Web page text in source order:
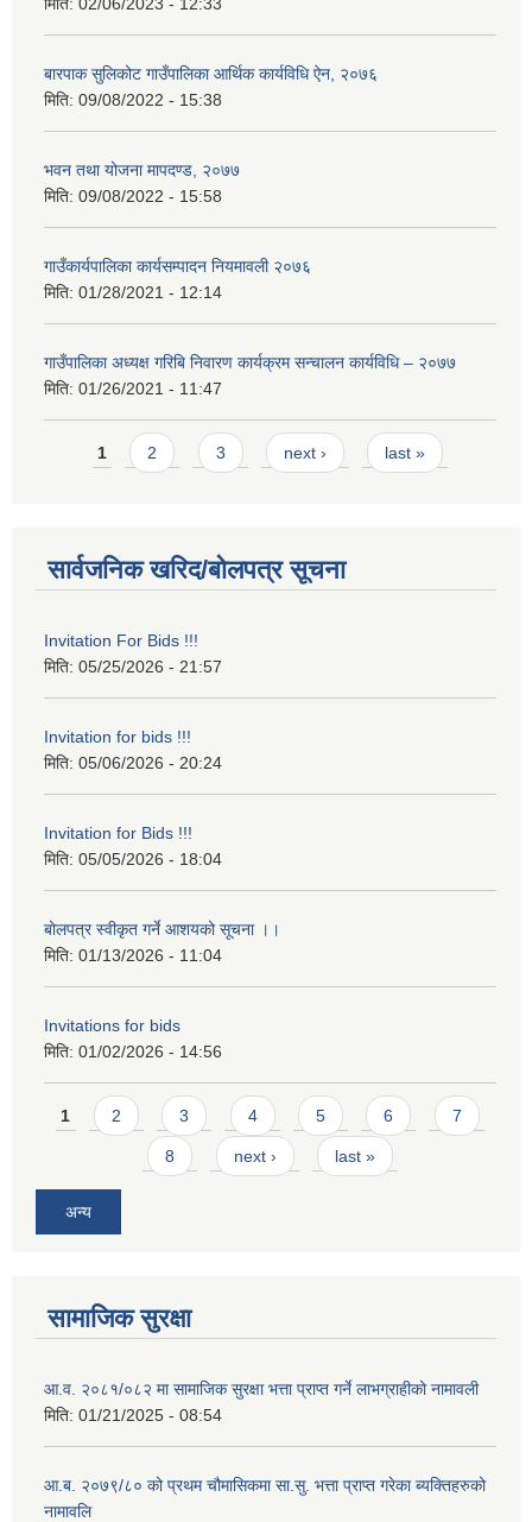
बारपाक सुलिकोट गाउँपालिका आर्थिक कार्यविधि ऐन, २०७६
मिति: 09/08/2022 - 15:38
भवन तथा योजना मापदण्ड, २०७७
मिति: 09/08/2022 - 15:58
गाउँकार्यपालिका कार्यसम्पादन नियमावली २०७६
मिति: 01/28/2021 - 12:14
गाउँपालिका अध्यक्ष गरिबि निवारण कार्यक्रम सन्चालन कार्यविधि – २०७७
मिति: 01/26/2021 - 11:47
Pages
1 2 3 next › last »
सार्वजनिक खरिद/बोलपत्र सूचना
Invitation For Bids !!!
मिति: 05/25/2026 - 21:57
Invitation for bids !!!
मिति: 05/06/2026 - 20:24
Invitation for Bids !!!
मिति: 05/05/2026 - 18:04
बोलपत्र स्वीकृत गर्ने आशयको सूचना ।।
मिति: 01/13/2026 - 11:04
Invitations for bids
मिति: 01/02/2026 - 14:56
Pages
1 2 3 4 5 6 7
8 next › last »
अन्य
सामाजिक सुरक्षा
आ.व. २०८१/०८२ मा सामाजिक सुरक्षा भत्ता प्राप्त गर्ने लाभग्राहीको नामावली
मिति: 01/21/2025 - 08:54
आ.ब. २०७९/८० को प्रथम चौमासिकमा सा.सु. भत्ता प्राप्त गरेका ब्यक्तिहरुको
नामावलि